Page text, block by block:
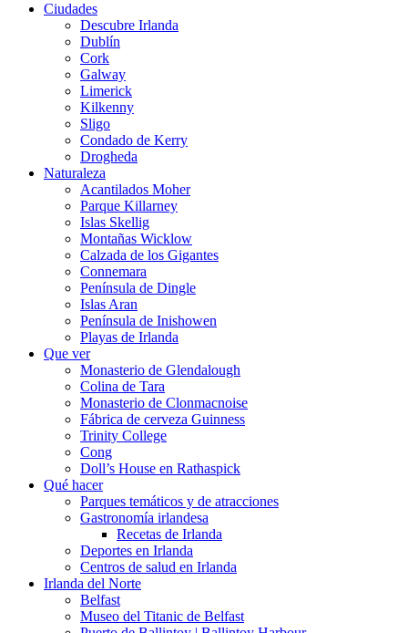
Ciudades
Descubre Irlanda
Dublín
Cork
Galway
Limerick
Kilkenny
Sligo
Condado de Kerry
Drogheda
Naturaleza
Acantilados Moher
Parque Killarney
Islas Skellig
Montañas Wicklow
Calzada de los Gigantes
Connemara
Península de Dingle
Islas Aran
Península de Inishowen
Playas de Irlanda
Que ver
Monasterio de Glendalough
Colina de Tara
Monasterio de Clonmacnoise
Fábrica de cerveza Guinness
Trinity College
Cong
Doll’s House en Rathaspick
Qué hacer
Parques temáticos y de atracciones
Gastronomía irlandesa
Recetas de Irlanda
Deportes en Irlanda
Centros de salud en Irlanda
Irlanda del Norte
Belfast
Museo del Titanic de Belfast